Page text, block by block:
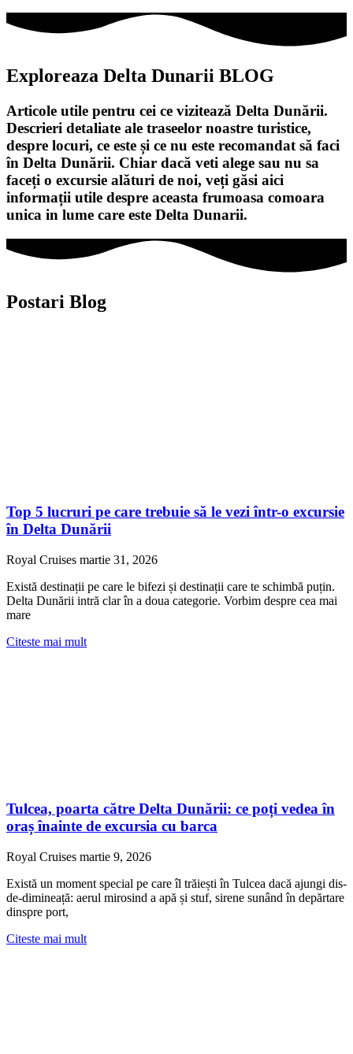
Exploreaza Delta Dunarii BLOG
Articole utile pentru cei ce vizitează Delta Dunării.
Descrieri detaliate ale traseelor noastre turistice,
despre locuri, ce este și ce nu este recomandat să faci
în Delta Dunării. Chiar dacă veti alege sau nu sa
faceți o excursie alături de noi, veți găsi aici
informații utile despre aceasta frumoasa comoara
unica in lume care este Delta Dunarii.
Postari Blog
Top 5 lucruri pe care trebuie să le vezi într-o excursie
în Delta Dunării
Royal Cruises martie 31, 2026
Există destinații pe care le bifezi și destinații care te schimbă puțin.
Delta Dunării intră clar în a doua categorie. Vorbim despre cea mai
mare
Citeste mai mult
Tulcea, poarta către Delta Dunării: ce poți vedea în
oraș înainte de excursia cu barca
Royal Cruises martie 9, 2026
Există un moment special pe care îl trăiești în Tulcea dacă ajungi dis-
de-dimineață: aerul mirosind a apă și stuf, sirene sunând în depărtare
dinspre port,
Citeste mai mult